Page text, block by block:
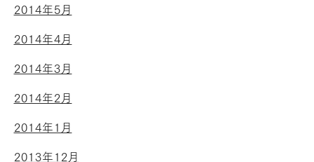
2014年5月
2014年4月
2014年3月
2014年2月
2014年1月
2013年12月